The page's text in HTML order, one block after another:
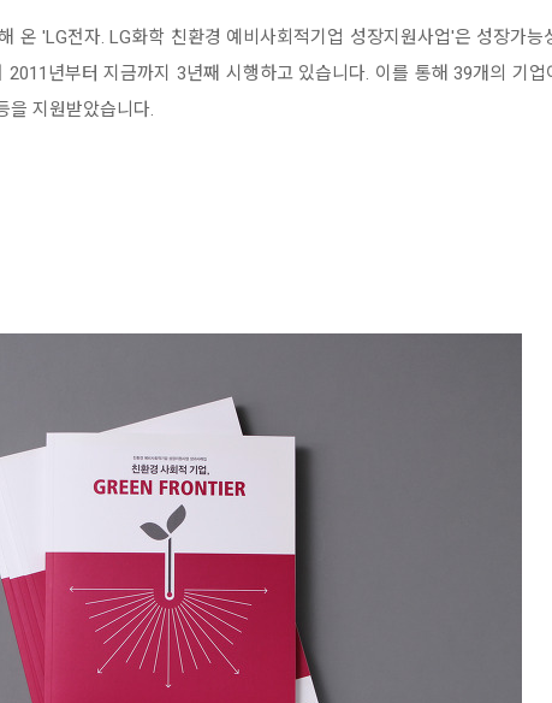
온 'LG전자. LG화학 친환경 예비사회적기업 성장지원사업'은 성장가
2011년부터 지금까지 3년째 시행하고 있습니다. 이를 통해 39개의 기
을 지원받았습니다.